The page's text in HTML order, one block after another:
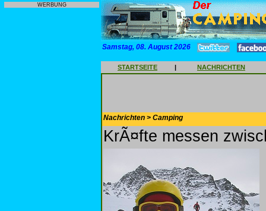
WERBUNG
Samstag, 08. August 2026
STARTSEITE | NACHRICHTEN
Nachrichten > Camping
KrÃ¤fte messen